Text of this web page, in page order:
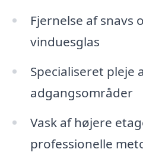
Fjernelse af snavs
vinduesglas
Specialiseret pleje
adgangsområder
Vask af højere
professionelle